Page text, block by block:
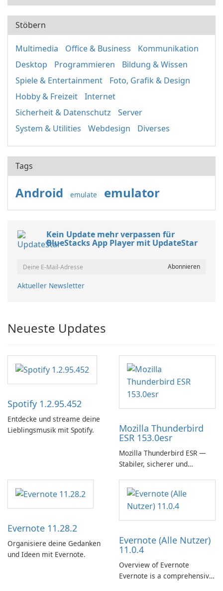
Stöbern
Multimedia Office & Business
Kommunikation
Desktop
Programmieren
Bildung & Wissen
Spiele & Entertainment
Foto, Grafik & Design
Hobby & Freizeit
Internet
Sicherheit & Datenschutz
Server
System & Utilities
Webdesign Diverses
Tags
Android emulate emulator
Kein Update mehr verpassen für
BlueStacks App Player mit UpdateStar
Aktueller Newsletter
Neueste Updates
Spotify 1.2.95.452
Entdecke und streame deine
Lieblingsmusik mit Spotify.
Mozilla Thunderbird
ESR 153.0esr
Mozilla Thunderbird ESR —
Stabiler, sicherer und
Mail-Client
Evernote 11.28.2
Organisiere deine Gedanken
und Ideen mit Evernote.
Evernote (Alle Nutzer)
11.0.4
Overview of Evernote
Evernote is a comprehensive